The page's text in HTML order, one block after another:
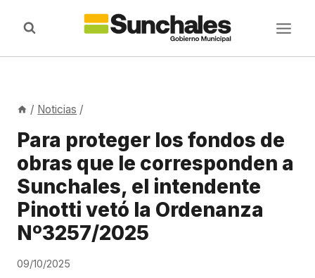
/ Noticias /
Para proteger los fondos de
obras que le corresponden a
Sunchales, el intendente
Pinotti vetó la Ordenanza
Nº3257/2025
09/10/2025